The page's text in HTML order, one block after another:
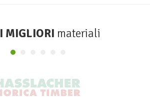
I MIGLIORI materiali